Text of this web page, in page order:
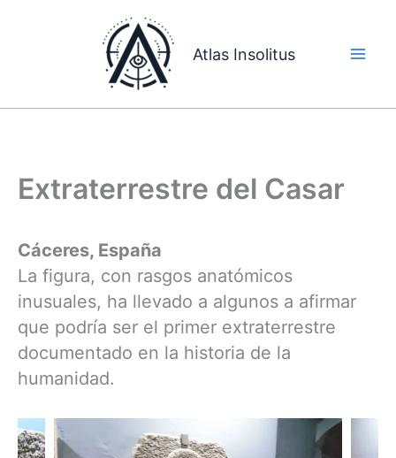
Atlas Insolitus
Extraterrestre del Casar
Cáceres, España
La figura, con rasgos anatómicos
inusuales, ha llevado a algunos a afirmar
que podría ser el primer extraterrestre
documentado en la historia de la
humanidad.